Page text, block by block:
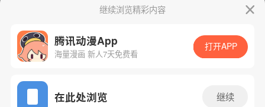
一人之下有几季动漫继续浏览精彩内容
腾讯动漫App
海量漫画 新人7天免费看
打开APP
在此处浏览 继续
网站备案/许可证号：粤B2-20090059-5